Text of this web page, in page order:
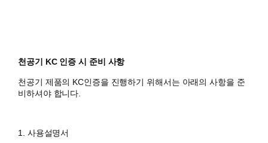
천공기 KC 인증 시 준비 사항
천공기 제품의 KC인증을 진행하기 위해서는 아래의 사항을 준
비하셔야 합니다.
1. 사용설명서